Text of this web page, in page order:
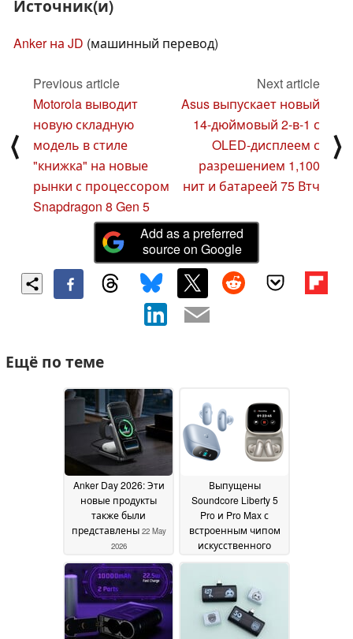
Источник(и)
Anker на JD (машинный перевод)
⟨
Previous article
Motorola выводит
новую складную
модель в стиле
"книжка" на новые
рынки с процессором
Snapdragon 8 Gen 5
Next article
Asus выпускает новый
14-дюймовый 2-в-1 с
OLED-дисплеем с
разрешением 1,100
нит и батареей 75 Втч
⟩
Add as a preferred
source on Google
Ещё по теме
Anker Day 2026: Эти
новые продукты
также были
представлены 22 May
2026
Выпущены
Soundcore Liberty 5
Pro и Pro Max с
встроенным чипом
искусственного
интеллекта и
на корпусе
21 May 2026